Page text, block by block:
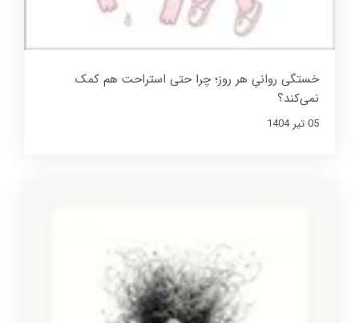
خستگی روانیِ هر روز؛ چرا حتی استراحت هم کمک
نمی‌کند؟
05 تير 1404